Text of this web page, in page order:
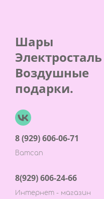
Шары
Электросталь
Воздушные
подарки.
8 (929) 606-06-71
Ватсап
8(929) 606-24-66
Интернет - магазин